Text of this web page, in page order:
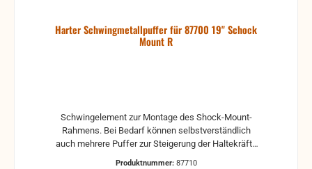
Harter Schwingmetallpuffer für 87700 19" Schock
Mount R
Schwingelement zur Montage des Shock-Mount-
Rahmens. Bei Bedarf können selbstverständlich
auch mehrere Puffer zur Steigerung der Haltekräfte
Produktnummer: 87710